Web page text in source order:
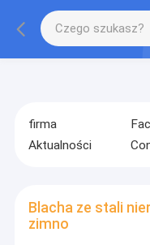
firma
Aktualności
Blacha ze stali
zimno